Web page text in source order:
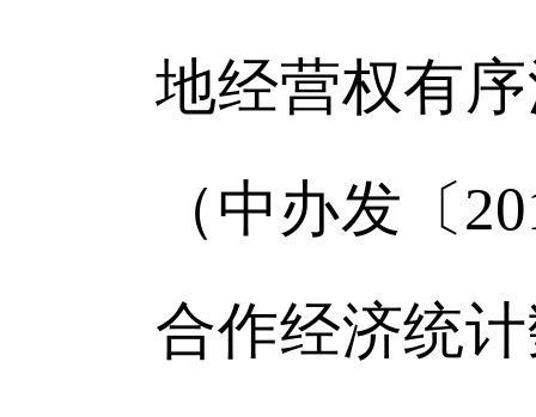
地经营权有
（中办发〔
合作经济统